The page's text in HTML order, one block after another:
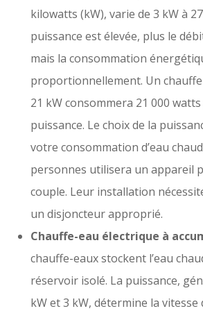
kilowatts (kW), varie de 3 kW à
puissance est élevée, plus le
mais la consommation
proportionnellement. Un
21 kW consommera 21 000
puissance. Le choix de la
votre consommation d’eau
personnes utilisera un appareil
couple. Leur installation
un disjoncteur approprié.
Chauffe-eau électrique à
chauffe-eaux stockent l’eau
réservoir isolé. La puissance,
kW et 3 kW, détermine la vitesse